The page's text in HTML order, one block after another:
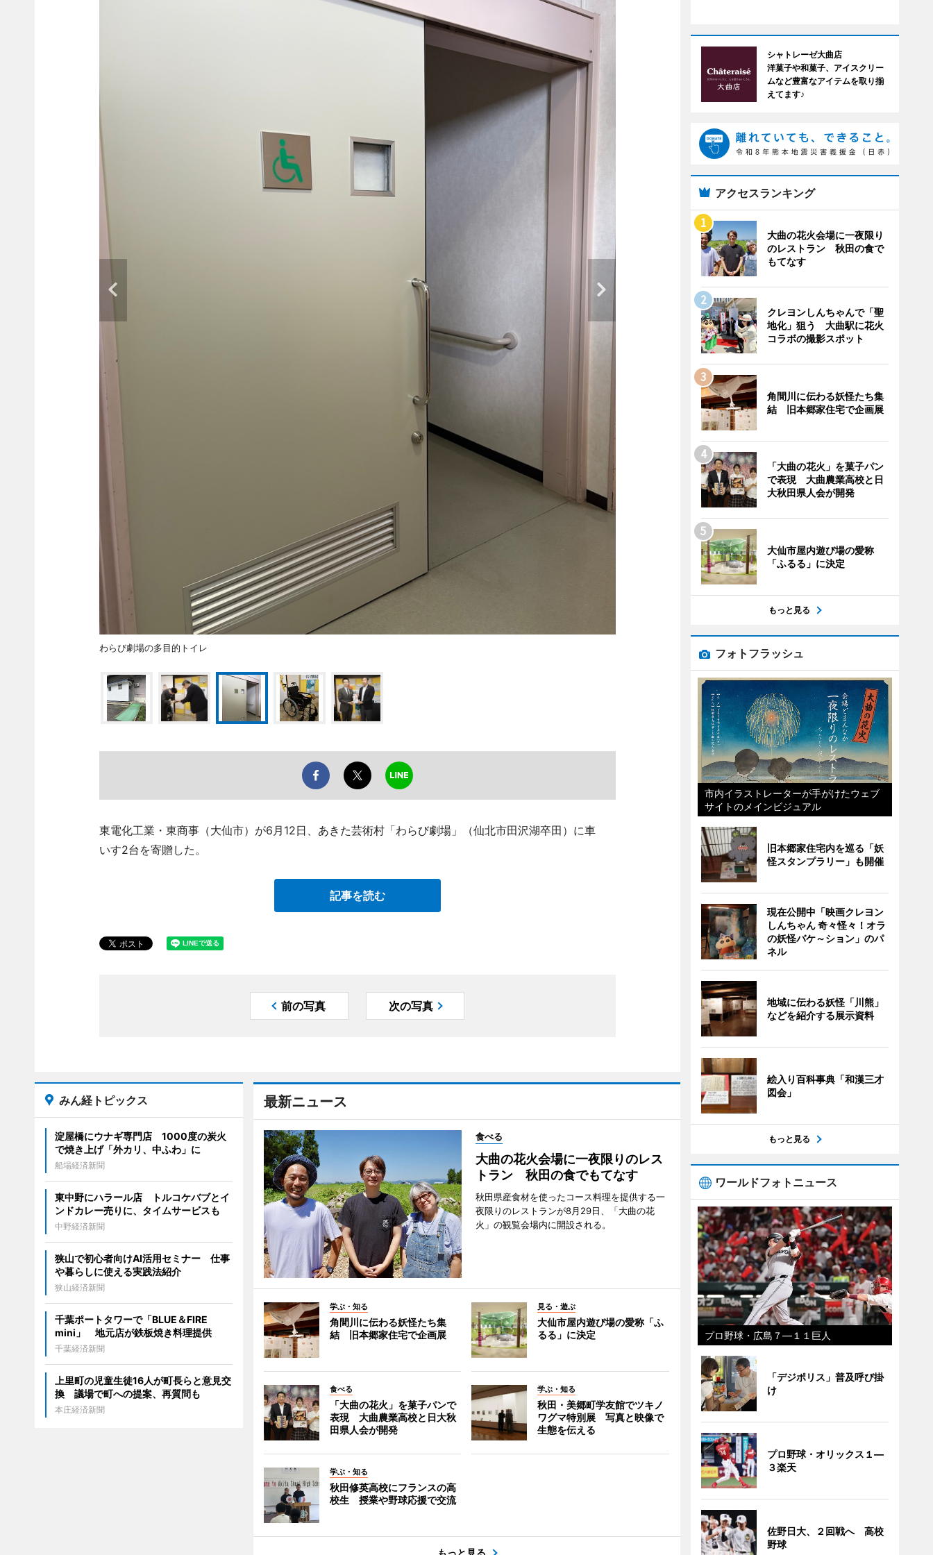
わらび劇場の多目的トイレ
東電化工業・東商事（大仙市）が6月12日、あきた芸術村「わらび劇場」（仙北市田沢湖卒田）に車
いす2台を寄贈した。
記事を読む
前の写真 次の写真
最新ニュース
食べる
大曲の花火会場に一夜限りのレス
トラン 秋田の食でもてなす
秋田県産食材を使ったコース料理を提供する一
夜限りのレストランが8月29日、「大曲の花
火」の観覧会場内に開設される。
学ぶ・知る
角間川に伝わる妖怪たち集
結 旧本郷家住宅で企画展
見る・遊ぶ
大仙市屋内遊び場の愛称「ふ
るる」に決定
食べる
「大曲の花火」を菓子パンで
表現 大曲農業高校と日大秋
田県人会が開発
学ぶ・知る
秋田・美郷町学友館でツキノ
ワグマ特別展 写真と映像で
生態を伝える
学ぶ・知る
秋田修英高校にフランスの高
校生 授業や野球応援で交流
もっと見る
みん経トピックス
淀屋橋にウナギ専門店 1000度の炭火
で焼き上げ「外カリ、中ふわ」に
船場経済新聞
東中野にハラール店 トルコケバブとイ
ンドカレー売りに、タイムサービスも
中野経済新聞
狭山で初心者向けAI活用セミナー 仕事
や暮らしに使える実践法紹介
狭山経済新聞
千葉ポートタワーで「BLUE＆FIRE
mini」 地元店が鉄板焼き料理提供
千葉経済新聞
上里町の児童生徒16人が町長らと意見交
換 議場で町への提案、再質問も
本庄経済新聞
シャトレーゼ大曲店
洋菓子や和菓子、アイスクリー
ムなど豊富なアイテムを取り揃
えてます♪
アクセスランキング
大曲の花火会場に一夜限り
のレストラン 秋田の食で
もてなす
クレヨンしんちゃんで「聖
地化」狙う 大曲駅に花火
コラボの撮影スポット
角間川に伝わる妖怪たち集
結 旧本郷家住宅で企画展
「大曲の花火」を菓子パン
で表現 大曲農業高校と日
大秋田県人会が開発
大仙市屋内遊び場の愛称
「ふるる」に決定
もっと見る
フォトフラッシュ
市内イラストレーターが手がけたウェブ
サイトのメインビジュアル
旧本郷家住宅内を巡る「妖
怪スタンプラリー」も開催
現在公開中「映画クレヨン
しんちゃん 奇々怪々！オラ
の妖怪バケ～ション」のパ
ネル
地域に伝わる妖怪「川熊」
などを紹介する展示資料
絵入り百科事典「和漢三才
図会」
もっと見る
ワールドフォトニュース
プロ野球・広島７―１１巨人
「デジポリス」普及呼び掛
け
プロ野球・オリックス１―
３楽天
佐野日大、２回戦へ 高校
野球